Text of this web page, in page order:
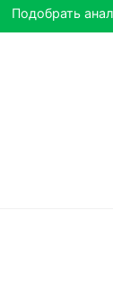
Подобрать